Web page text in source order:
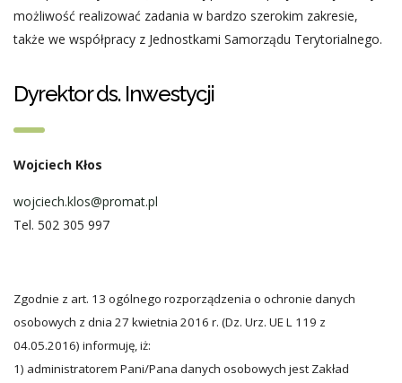
możliwość realizować zadania w bardzo szerokim zakresie,
także we współpracy z Jednostkami Samorządu Terytorialnego.
Dyrektor ds. Inwestycji
Wojciech Kłos
wojciech.klos@promat.pl
Tel. 502 305 997
Zgodnie z art. 13 ogólnego rozporządzenia o ochronie danych
osobowych z dnia 27 kwietnia 2016 r. (Dz. Urz. UE L 119 z
04.05.2016) informuję, iż:
1) administratorem Pani/Pana danych osobowych jest Zakład